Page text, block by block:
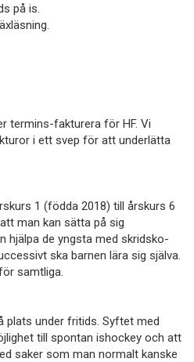
på is.
termins-fakturera för HF. Vi
i ett svep för att underlätta
1 (födda 2018) till årskurs 6
man kan sätta på sig
hjälpa de yngsta med skridsko-
ska barnen lära sig själva.
samtliga.
plats under fritids. Syftet med
till spontan ishockey och att
saker som man normalt kanske